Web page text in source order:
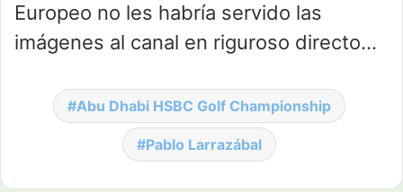
Europeo no les habría servido las
imágenes al canal en riguroso directo…
Abu Dhabi HSBC Golf Championship
Pablo Larrazábal